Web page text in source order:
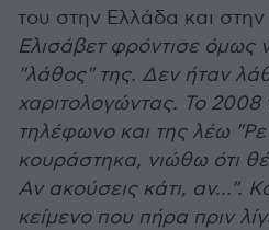
του στην Ελλάδα και
Ελισάβετ φρόντισε όμως
"λάθος" της. Δεν ήταν
χαριτολογώντας. Το
τηλέφωνο και της λέω
κουράστηκα, νιώθω ότι
Αν ακούσεις κάτι, αν…".
κείμενο που πήρα πριν